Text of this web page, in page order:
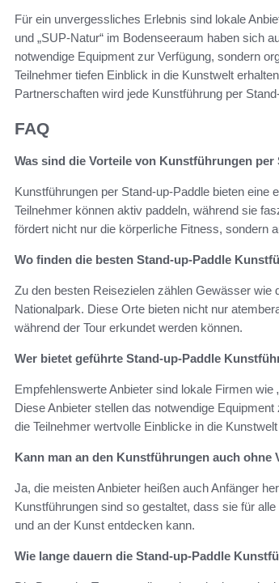
Für ein unvergessliches Erlebnis sind lokale
und „SUP-Natur“ im Bodenseeraum haben sich
notwendige Equipment zur Verfügung, sondern
Teilnehmer tiefen Einblick in die Kunstwelt
Partnerschaften wird jede Kunstführung per
FAQ
Was sind die Vorteile von Kunstführungen per
Kunstführungen per Stand-up-Paddle bieten eine
Teilnehmer können aktiv paddeln, während sie
fördert nicht nur die körperliche Fitness, sondern
Wo finden die besten Stand-up-Paddle
Zu den besten Reisezielen zählen Gewässer wie
Nationalpark. Diese Orte bieten nicht nur
während der Tour erkundet werden können.
Wer bietet geführte Stand-up-Paddle
Empfehlenswerte Anbieter sind lokale Firmen wie
Diese Anbieter stellen das notwendige
die Teilnehmer wertvolle Einblicke in die
Kann man an den Kunstführungen auch ohne
Ja, die meisten Anbieter heißen auch Anfänger
Kunstführungen sind so gestaltet, dass sie für
und an der Kunst entdecken kann.
Wie lange dauern die Stand-up-Paddle